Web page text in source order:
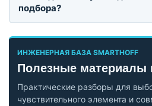
подбора?
ИНЖЕНЕРНАЯ БАЗА SMARTHOFF
Полезные материалы
Практические разборы для
чувствительного элемента и